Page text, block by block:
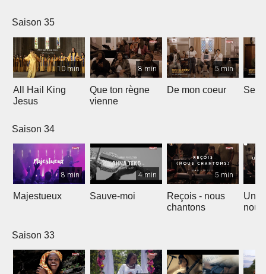
Saison 35
10 min
All Hail King
Jesus
8 min
Que ton règne
vienne
5 min
De mon coeur
Saison 34
8 min
Majestueux
4 min
Sauve-moi
5 min
Reçois - nous
chantons
Un
Saison 33